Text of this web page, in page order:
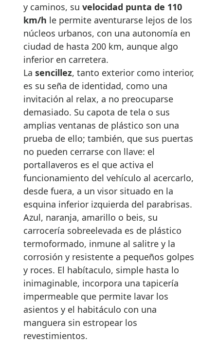
y caminos, su velocidad punta de 110
km/h le permite aventurarse lejos de los
núcleos urbanos, con una autonomía en
ciudad de hasta 200 km, aunque algo
inferior en carretera.
La sencillez, tanto exterior como interior,
es su seña de identidad, como una
invitación al relax, a no preocuparse
demasiado. Su capota de tela o sus
amplias ventanas de plástico son una
prueba de ello; también, que sus puertas
no pueden cerrarse con llave: el
portallaveros es el que activa el
funcionamiento del vehículo al acercarlo,
desde fuera, a un visor situado en la
esquina inferior izquierda del parabrisas.
Azul, naranja, amarillo o beis, su
carrocería sobreelevada es de plástico
termoformado, inmune al salitre y la
corrosión y resistente a pequeños golpes
y roces. El habítaculo, simple hasta lo
inimaginable, incorpora una tapicería
impermeable que permite lavar los
asientos y el habitáculo con una
manguera sin estropear los
revestimientos.